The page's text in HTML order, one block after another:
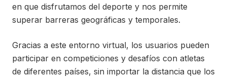
en que disfrutamos del deporte y nos permite
superar barreras geográficas y temporales.
Gracias a este entorno virtual, los usuarios pueden
participar en competiciones y desafíos con atletas
de diferentes países, sin importar la distancia que los